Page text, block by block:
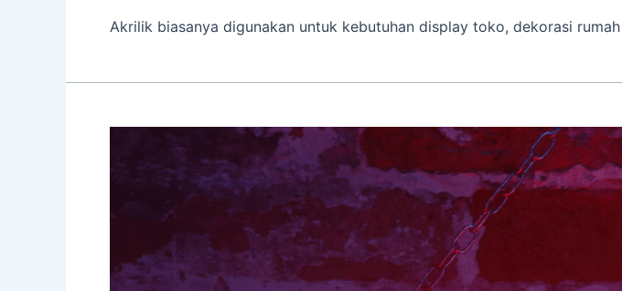
Akrilik biasanya digunakan untuk kebutuhan display toko, dekorasi